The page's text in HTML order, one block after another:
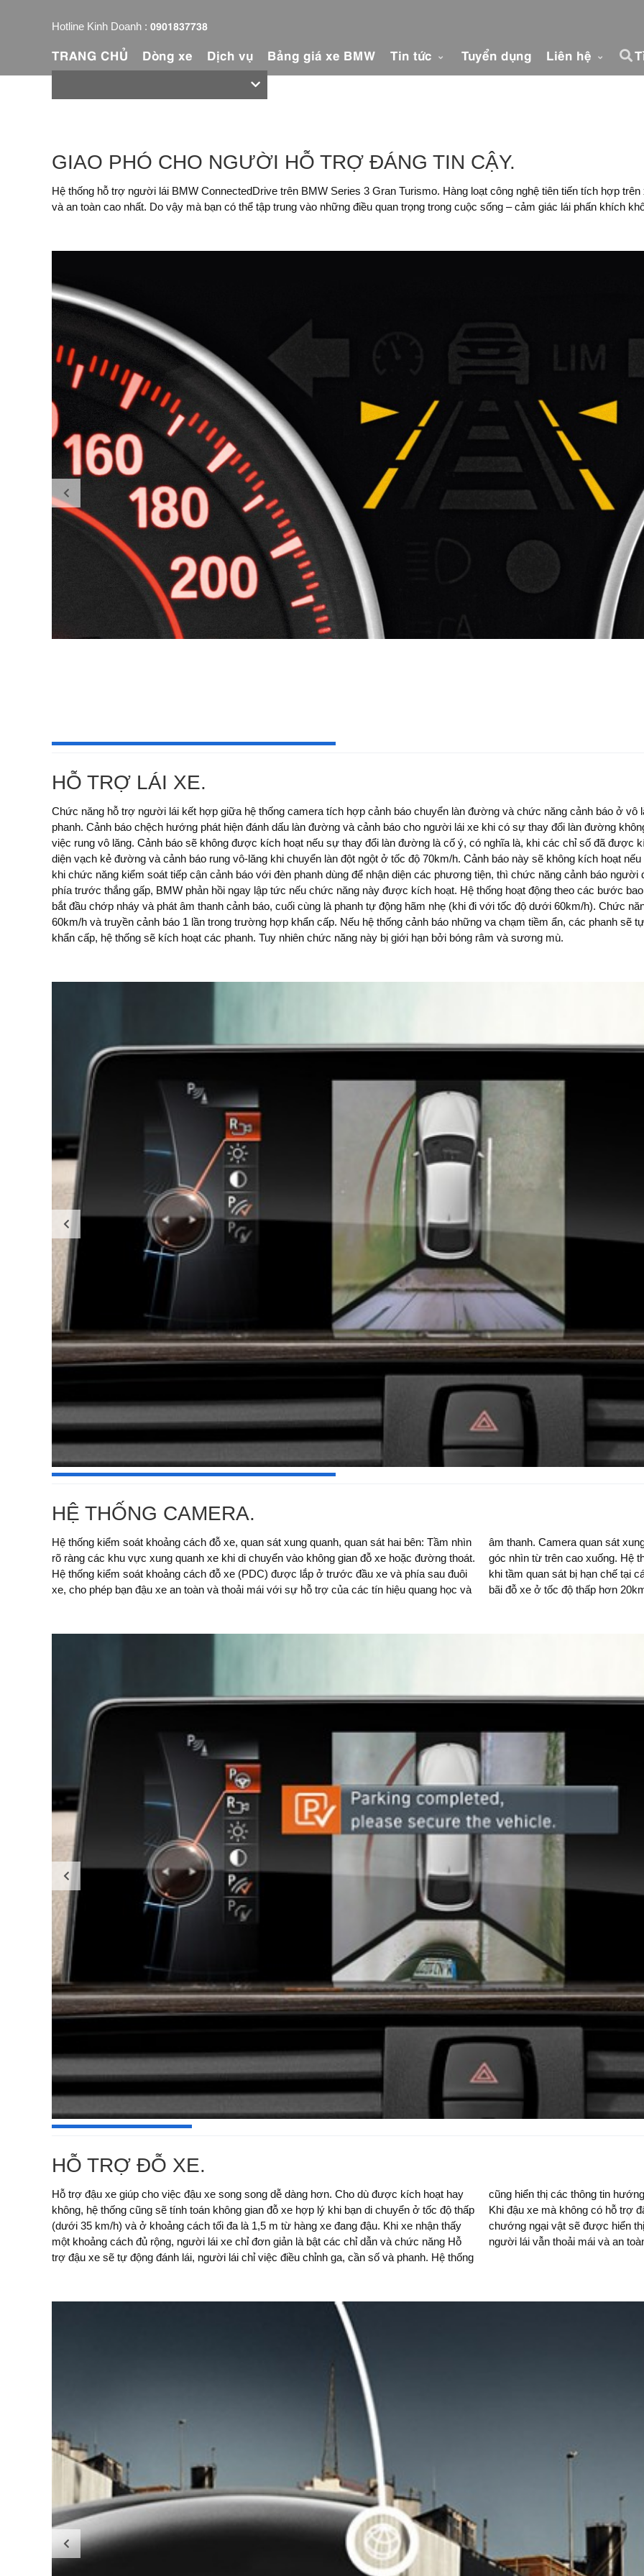
Hotline Kinh Doanh : 0901837738
TRANG CHỦ Dòng xe Dịch vụ Bảng giá xe BMW Tin tức Tuyển dụng Liên hệ
GIAO PHÓ CHO NGƯỜI HỖ TRỢ ĐÁNG TIN CẬY.
Hệ thống hỗ trợ người lái BMW ConnectedDrive trên BMW Series 3 Gran Turismo. Hàng loạt công nghệ tiên tiến tích hợp
và an toàn cao nhất. Do vậy mà bạn có thể tập trung vào những điều quan trọng trong cuộc sống – cảm giác lái phấn khích
HỖ TRỢ LÁI XE.
Chức năng hỗ trợ người lái kết hợp giữa hệ thống camera tích hợp cảnh báo chuyển làn đường và chức năng cảnh báo ở
phanh. Cảnh báo chệch hướng phát hiện đánh dấu làn đường và cảnh báo cho người lái xe khi có sự thay đổi làn đường
việc rung vô lăng. Cảnh báo sẽ không được kích hoạt nếu sự thay đổi làn đường là cố ý, có nghĩa là, khi các chỉ số đã được
diện vạch kẻ đường và cảnh báo rung vô-lăng khi chuyển làn đột ngột ở tốc độ 70km/h. Cảnh báo này sẽ không kích hoạt
khi chức năng kiểm soát tiếp cận cảnh báo với đèn phanh dùng để nhận diện các phương tiện, thì chức năng cảnh báo
phía trước thắng gấp, BMW phản hồi ngay lập tức nếu chức năng này được kích hoạt. Hệ thống hoạt động theo các bước
bắt đầu chớp nháy và phát âm thanh cảnh báo, cuối cùng là phanh tự động hãm nhẹ (khi đi với tốc độ dưới 60km/h). Chức
60km/h và truyền cảnh báo 1 lần trong trường hợp khẩn cấp. Nếu hệ thống cảnh báo những va chạm tiềm ẩn, các phanh sẽ
khẩn cấp, hệ thống sẽ kích hoạt các phanh. Tuy nhiên chức năng này bị giới hạn bởi bóng râm và sương mù.
HỆ THỐNG CAMERA.
Hệ thống kiểm soát khoảng cách đỗ xe, quan sát xung quanh, quan sát hai bên: Tầm nhìn
rõ ràng các khu vực xung quanh xe khi di chuyển vào không gian đỗ xe hoặc đường thoát.
Hệ thống kiểm soát khoảng cách đỗ xe (PDC) được lắp ở trước đầu xe và phía sau đuôi
xe, cho phép bạn đậu xe an toàn và thoải mái với sự hỗ trợ của các tín hiệu quang học và
âm thanh. Camera quan sát xung quanh sẽ hiển thị trên màn hình điều khiển trung tâm với
góc nhìn từ trên cao xuống. Hệ thống camera hai bên đảm bảo tầm nhìn tốt hơn cho bạn
khi tầm quan sát bị hạn chế tại các đường thoát. Camera phía sau hỗ trợ khi bạn lùi xe vào
bãi đỗ xe ở tốc độ thấp hơn
HỖ TRỢ ĐỖ XE.
Hỗ trợ đậu xe giúp cho việc đậu xe song song dễ dàng hơn. Cho dù được kích hoạt hay
không, hệ thống cũng sẽ tính toán không gian đỗ xe hợp lý khi bạn di chuyển ở tốc độ thấp
(dưới 35 km/h) và ở khoảng cách tối đa là 1,5 m từ hàng xe đang đậu. Khi xe nhận thấy
một khoảng cách đủ rộng, người lái xe chỉ đơn giản là bật các chỉ dẫn và chức năng Hỗ
trợ đậu xe sẽ tự động đánh lái, người lái chỉ việc điều chỉnh ga, cần số và phanh. Hệ thống
cũng hiển thị các thông tin hướng dẫn trên bảng điều khiển, đi kèm với tín hiệu âm thanh.
Khi đậu xe mà không có hỗ trợ đậu xe, các cảm biến đậu xe hai bên hông sẽ hỗ trợ và các
chướng ngại vật sẽ được hiển thị trên màn hình điều khiển trung tâm. Với chức năng này,
người lái vẫn thoải mái và an